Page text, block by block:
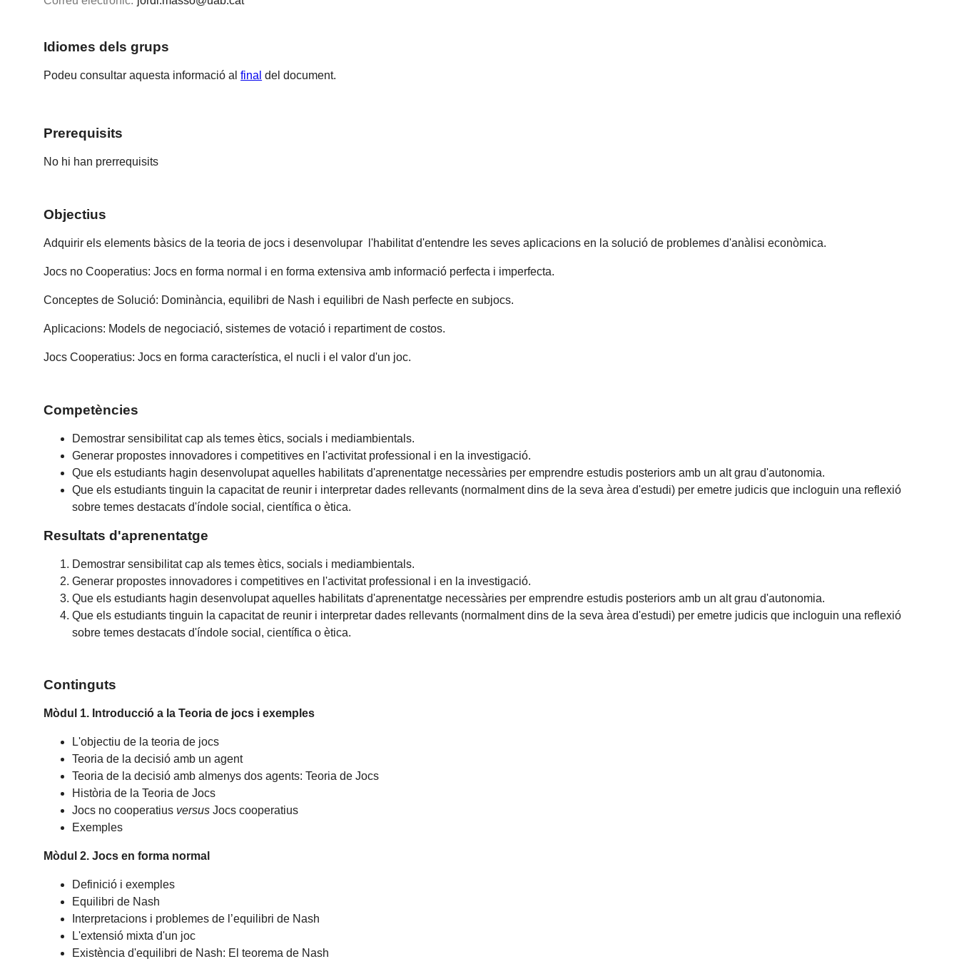
Idiomes dels grups
Podeu consultar aquesta informació alfinal del document.
Prerequisits
No hi han prerrequisits
Objectius
Adquirir els elements bàsics de la teoria de jocs i desenvolupar l'habilitat d'entendre les seves aplicacions en la solució de problemes d'anàlisi econòmica.
Jocs no Cooperatius: Jocs en forma normal i en forma extensiva amb informació perfecta i imperfecta.
Conceptes de Solució: Dominància, equilibri de Nash i equilibri de Nash perfecte en subjocs.
Aplicacions: Models de negociació, sistemes de votació i repartiment de costos.
Jocs Cooperatius: Jocs en forma característica, el nucli i el valor d'un joc.
Competències
Demostrar sensibilitat cap als temes ètics, socials i mediambientals.
Generar propostes innovadores i competitives en l'activitat professional i en la investigació.
Que els estudiants hagin desenvolupat aquelles habilitats d'aprenentatge necessàries per emprendre estudis posteriors amb un alt grau d'autonomia.
Que els estudiants tinguin la capacitat de reunir i interpretar dades rellevants (normalment dins de la seva àrea d'estudi) per emetre judicis que incloguin una reflexió
sobre temes destacats d'índole social, científica o ètica.
Resultats d'aprenentatge
Demostrar sensibilitat cap als temes ètics, socials i mediambientals.
Generar propostes innovadores i competitives en l'activitat professional i en la investigació.
Que els estudiants hagin desenvolupat aquelles habilitats d'aprenentatge necessàries per emprendre estudis posteriors amb un alt grau d'autonomia.
Que els estudiants tinguin la capacitat de reunir i interpretar dades rellevants (normalment dins de la seva àrea d'estudi) per emetre judicis que incloguin una reflexió
sobre temes destacats d'índole social, científica o ètica.
Continguts
Mòdul 1. Introducció a la Teoria de jocs i exemples
L'objectiu de la teoria de jocs
Teoria de la decisió amb un agent
Teoria de la decisió amb almenys dos agents: Teoria de Jocs
Història de la Teoria de Jocs
Jocs no cooperatius versus Jocs cooperatius
Exemples
Mòdul 2. Jocs en forma normal
Definició i exemples
Equilibri de Nash
Interpretacions i problemes de l’equilibri de Nash
L'extensió mixta d'un joc
Existència d'equilibri de Nash: El teorema de Nash